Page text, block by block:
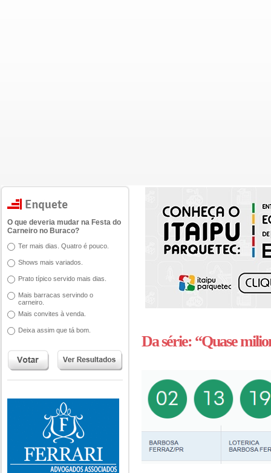
O que deveria mudar na Festa do
Carneiro no Buraco?
Ter mais dias. Quatro é pouco.
Shows mais variados.
Prato típico servido mais dias.
Mais barracas servindo o
carneiro.
Mais convites à venda.
Deixa assim que tá bom.
Da série: “Quase